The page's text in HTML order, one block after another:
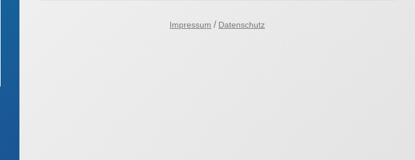
Impressum / Datenschutz